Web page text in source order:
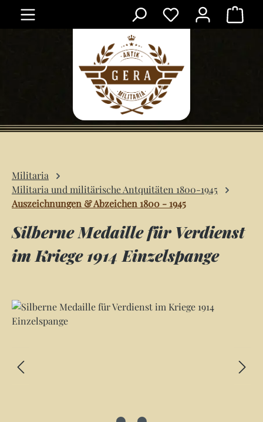
Zum Hauptinhalt springen
Militaria
Militaria und militärische Antquitäten 1800-1945
Auszeichnungen & Abzeichen 1800 - 1945
Silberne Medaille für Verdienst
im Kriege 1914 Einzelspange
Bildergalerie überspringen